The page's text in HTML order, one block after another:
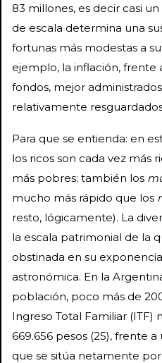
83 millones, es decir casi
de escala determina una
fortunas más modestas a
ejemplo, la inflación, frente
fondos, mejor
relativamente
Para que se entienda: en
los ricos son cada vez más
más pobres; también los
mucho más rápido que los
resto, lógicamente). La
la escala patrimonial de la
obstinada en su
astronómica. En la
población, poco más de
Ingreso Total Familiar
669.656 pesos (25), frente
que se sitúa netamente